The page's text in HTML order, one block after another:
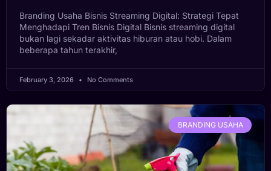
Branding Usaha Bisnis Streaming Digital: Strategi Tepat
Menghadapi Tren Bisnis Digital Bisnis streaming digital
bukan lagi sekadar aktivitas hiburan atau hobi. Dalam
beberapa tahun terakhir,
February 3, 2026 No Comments
BRANDING USAHA